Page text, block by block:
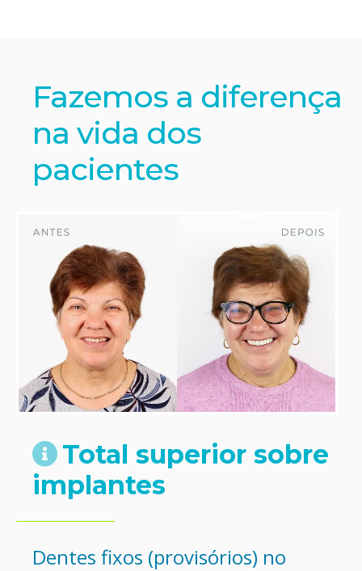
Fazemos a diferença
na vida dos
pacientes
Total superior sobre
implantes
Dentes fixos (provisórios) no